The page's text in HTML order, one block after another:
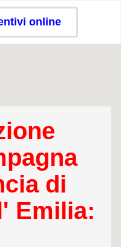
online
di
Emilia: